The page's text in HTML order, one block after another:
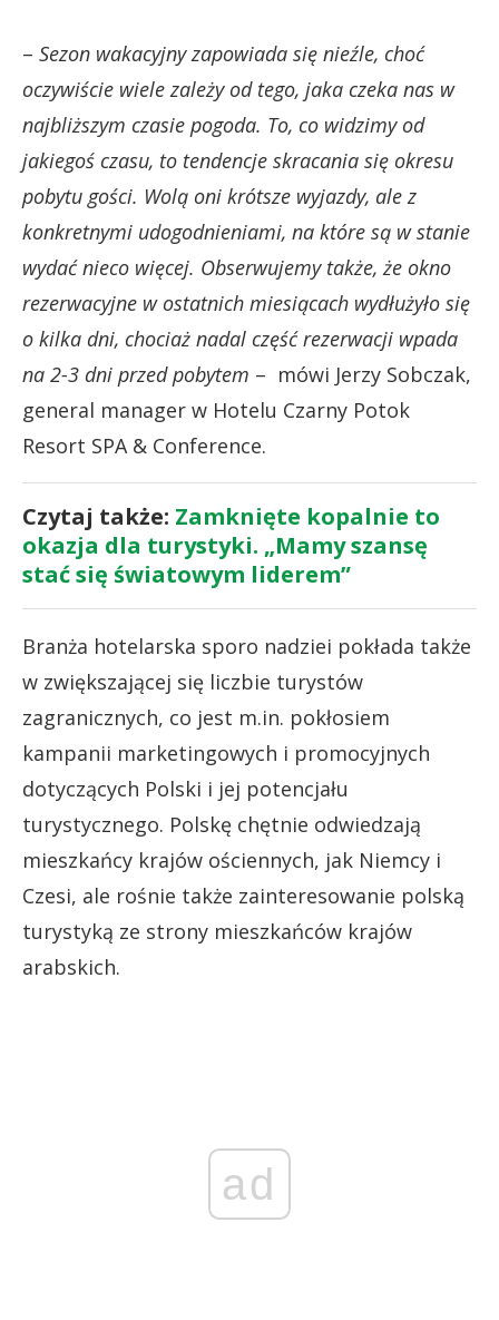
– Sezon wakacyjny zapowiada się nieźle, choć
oczywiście wiele zależy od tego, jaka czeka nas w
najbliższym czasie pogoda. To, co widzimy od
jakiegoś czasu, to tendencje skracania się okresu
pobytu gości. Wolą oni krótsze wyjazdy, ale z
konkretnymi udogodnieniami, na które są w stanie
wydać nieco więcej. Obserwujemy także, że okno
rezerwacyjne w ostatnich miesiącach wydłużyło się
o kilka dni, chociaż nadal część rezerwacji wpada
na 2-3 dni przed pobytem – mówi Jerzy Sobczak,
general manager w Hotelu Czarny Potok
Resort SPA & Conference.
Czytaj także: Zamknięte kopalnie to
okazja dla turystyki. „Mamy szansę
stać się światowym liderem”
Branża hotelarska sporo nadziei pokłada także
w zwiększającej się liczbie turystów
zagranicznych, co jest m.in. pokłosiem
kampanii marketingowych i promocyjnych
dotyczących Polski i jej potencjału
turystycznego. Polskę chętnie odwiedzają
mieszkańcy krajów ościennych, jak Niemcy i
Czesi, ale rośnie także zainteresowanie polską
turystyką ze strony mieszkańców krajów
arabskich.
ad